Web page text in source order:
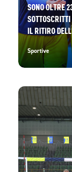
SONO OLTRE
IL RITIRO
Sportive